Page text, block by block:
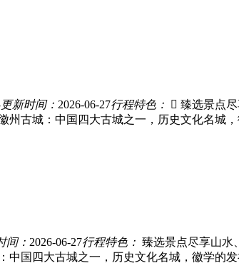
更新时间： 2026-06-27行程特色：
 臻选景点
古城：中国四大古城之一，历史文化名城
间： 2026-06-27行程特色： 臻选景点尽享山水
国四大古城之一，历史文化名城，徽学的